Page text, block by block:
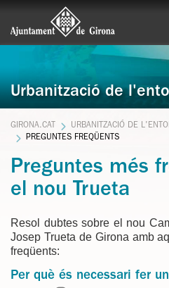
Urbanització de
GIRONA.CAT
URBANITZACIÓ DE
PREGUNTES FREQÜENTS
Preguntes més
el nou Trueta
Resol dubtes sobre el nou
Josep Trueta de Girona amb
freqüents:
Per què és necessari fer